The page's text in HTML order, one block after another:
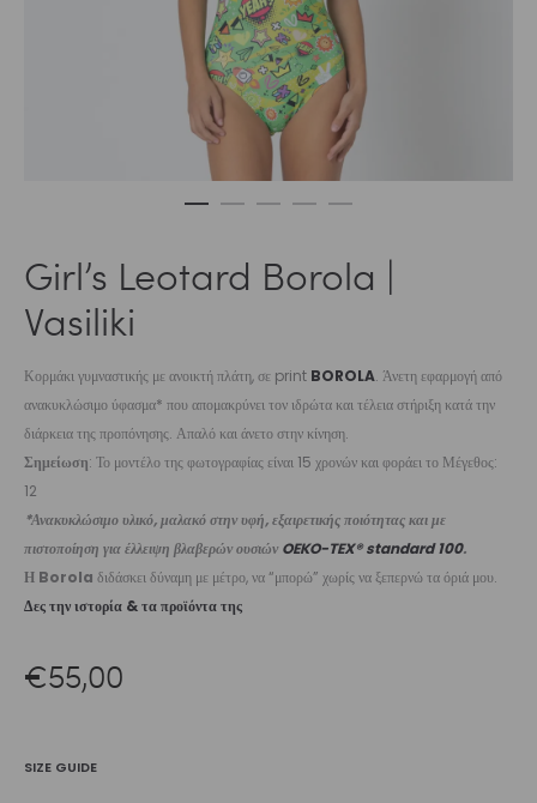
Girl’s Leotard Borola |
Vasiliki
Κορμάκι γυμναστικής με ανοικτή πλάτη, σε print BOROLA. Άνετη εφαρμογή από
ανακυκλώσιμο ύφασμα* που απομακρύνει τον ιδρώτα και τέλεια στήριξη κατά την
διάρκεια της προπόνησης. Απαλό και άνετο στην κίνηση.
Σημείωση: Το μοντέλο της φωτογραφίας είναι 15 χρονών και φοράει το Μέγεθος:
12
*Ανακυκλώσιμο υλικό, μαλακό στην υφή, εξαιρετικής ποιότητας και με
πιστοποίηση για έλλειψη βλαβερών ουσιών OEKO-TEX® standard 100.
Η Borola διδάσκει δύναμη με μέτρο, να “μπορώ” χωρίς να ξεπερνώ τα όριά μου.
Δες την ιστορία & τα προϊόντα της
€55,00
SIZE GUIDE